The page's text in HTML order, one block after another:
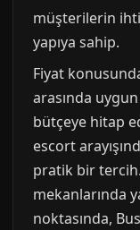
müşterilerin
yapıya sahip.
Fiyat
arasında
bütçeye hitap
escort
pratik bir tercih.
mekanlarında
noktasında,